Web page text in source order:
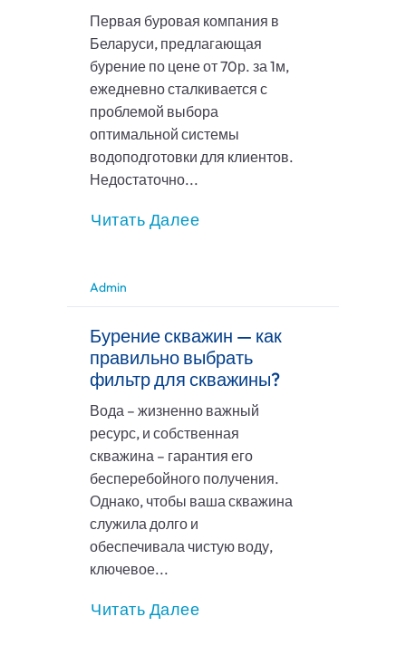
Первая буровая компания в
Беларуси, предлагающая
бурение по цене от 70р. за 1м,
ежедневно сталкивается с
проблемой выбора
оптимальной системы
водоподготовки для клиентов.
Недостаточно...
Читать Далее
Admin
Бурение скважин — как
правильно выбрать
фильтр для скважины?
Вода – жизненно важный
ресурс, и собственная
скважина – гарантия его
бесперебойного получения.
Однако, чтобы ваша скважина
служила долго и
обеспечивала чистую воду,
ключевое...
Читать Далее